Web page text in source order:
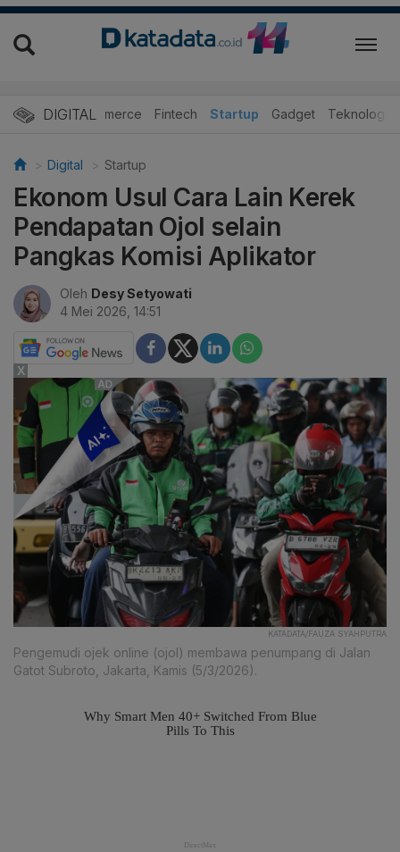
DIGITAL
E-Commerce Fintech Startup Gadget Teknologi
Digital Startup
Ekonom Usul Cara Lain Kerek
Pendapatan Ojol selain
Pangkas Komisi Aplikator
Oleh Desy Setyowati
4 Mei 2026, 14:51
KATADATA/FAUZA SYAHPUTRA
Pengemudi ojek online (ojol) membawa penumpang di Jalan
Gatot Subroto, Jakarta, Kamis (5/3/2026).
X